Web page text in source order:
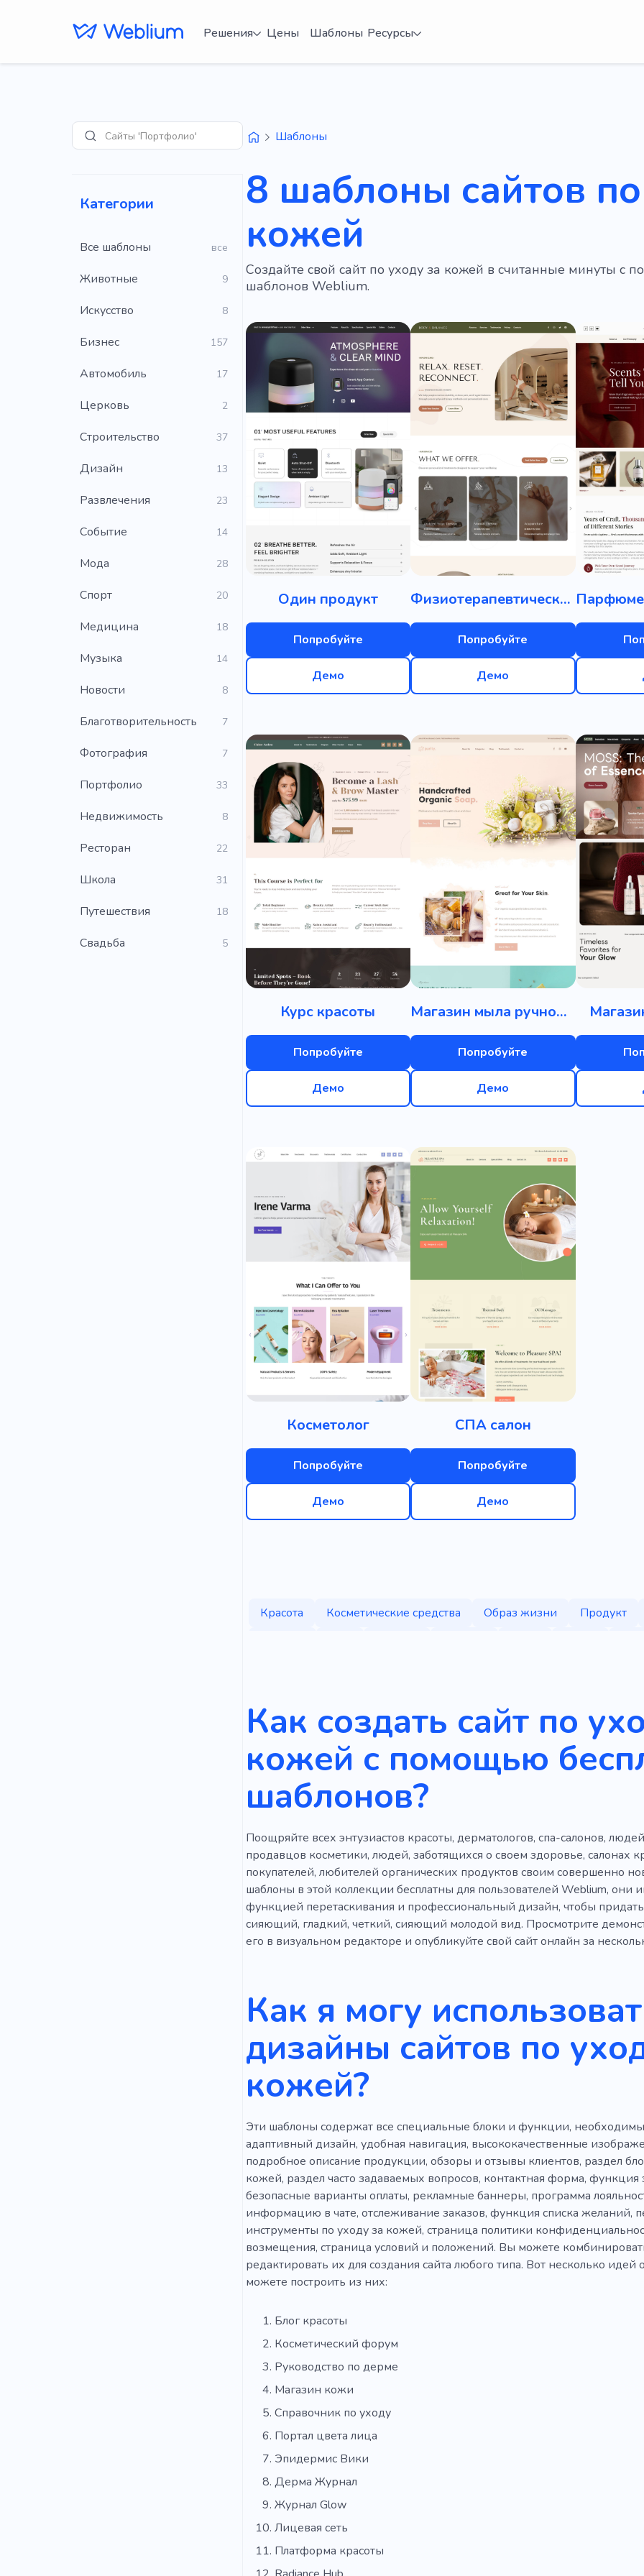
Решения Цены Шаблоны Ресурсы
ПоискСайты 'Портфолио'
Категории
Все шаблоны все
Животные 9
Искусство 8
Бизнес 157
Автомобиль 17
Церковь 2
Строительство 37
Дизайн 13
Развлечения 23
Событие 14
Мода 28
Cпорт 20
Медицина 18
Музыка 14
Новости 8
Благотворительность 7
Фотография 7
Портфолио 33
Недвижимость 8
Ресторан 22
Школа 31
Путешествия 18
Свадьба 5
Шаблоны
8 шаблоны сайтов
кожей
Создайте свой сайт по уходу за кожей в считанные минуты с
шаблонов Weblium.
Один продукт
Попробуйте
Демо
Физиотерапевтическая клиника
Попробуйте
Демо
Курс красоты
Попробуйте
Демо
Магазин мыла ручной работы
Попробуйте
Демо
Косметолог
Попробуйте
Демо
СПА салон
Попробуйте
Демо
Красота Косметические средства Образ жизни
Продукт
Дизайн интерьера
Стильный Белый Оффлайн
Модный стилист
Женщины Магазин
Электронная
Наращивание ресниц
Стирки
Аптекарь
Химические вещества Контурная пластика
Помада
Таблетка Дневной крем Гель лак
Сияющая
Запах
Лупа Депиляция воском Маникюр
Как создать сайт по
кожей с помощью
шаблонов?
Поощряйте всех энтузиастов красоты, дерматологов, спа-салонов,
продавцов косметики, людей, заботящихся о своем здоровье, салонах
покупателей, любителей органических продуктов своим совершенно
шаблоны в этой коллекции бесплатны для пользователей Weblium, они
функцией перетаскивания и профессиональный дизайн, чтобы
сияющий, гладкий, четкий, сияющий молодой вид. Просмотрите
его в визуальном редакторе и опубликуйте свой сайт онлайн за
Как я могу
дизайны сайтов по
кожей?
Эти шаблоны содержат все специальные блоки и функции,
адаптивный дизайн, удобная навигация, высококачественные
подробное описание продукции, обзоры и отзывы клиентов, раздел
кожей, раздел часто задаваемых вопросов, контактная форма,
безопасные варианты оплаты, рекламные баннеры, программа
информацию в чате, отслеживание заказов, функция списка желаний,
инструменты по уходу за кожей, страница политики
возмещения, страница условий и положений. Вы можете
редактировать их для создания сайта любого типа. Вот несколько идей
можете построить из них:
Блог красоты
Косметический форум
Руководство по дерме
Магазин кожи
Справочник по уходу
Портал цвета лица
Эпидермис Вики
Дерма Журнал
Журнал Glow
Лицевая сеть
Платформа красоты